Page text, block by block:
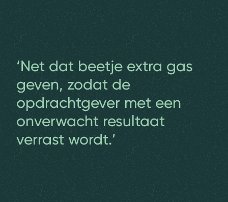
‘Net dat beetje extra gas
geven, zodat de
opdrachtgever met een
onverwacht resultaat
verrast wordt.’